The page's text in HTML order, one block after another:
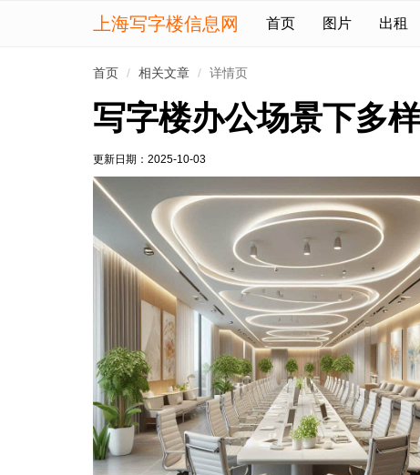
上海写字楼信息网 首页 图片 出租
首页 相关文章 详情页
写字楼办公场景下多
更新日期： 2025-10-03